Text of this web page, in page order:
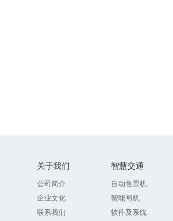
关于我们
公司简介
企业文化
联系我们
智慧交通
自动售票机
智能闸机
软件及系统